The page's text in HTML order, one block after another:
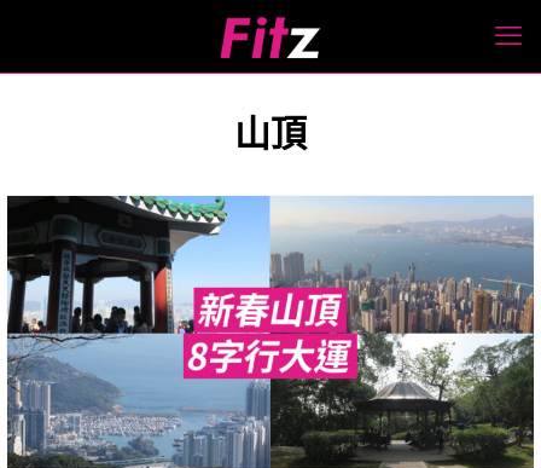
山頂